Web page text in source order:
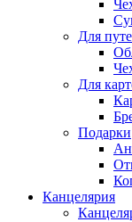
Для
Для
Подарки
Канцелярия